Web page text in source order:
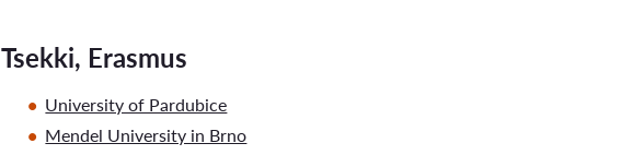
Tsekki, Erasmus
University of Pardubice
Mendel University in Brno